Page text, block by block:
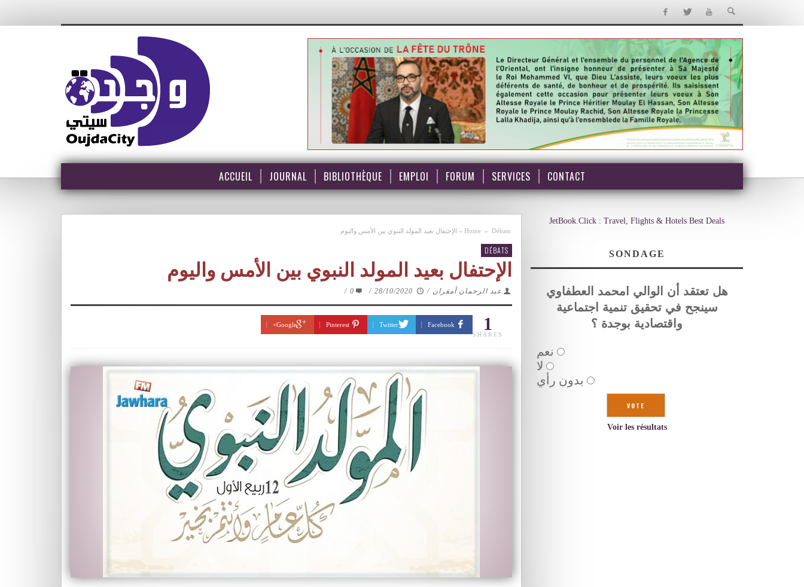
ACCUEIL JOURNAL BIBLIOTHÈQUE EMPLOI FORUM SERVICES CONTACT
Home » Débats
» الإحتفال بعيد المولد النبوي بين الأمس واليوم
DÉBATS
الإحتفال بعيد المولد النبوي بين الأمس واليوم
عبد الرحمان أمقران /
28/10/2020
/
0
/
1
SHARES
Facebook
Twitter
Pinterest
Google+
JetBook.Click : Travel, Flights & Hotels Best Deals
SONDAGE
هل تعتقد أن الوالي امحمد العطفاوي
سينجح في تحقيق تنمية اجتماعية
واقتصادية بوجدة ؟
نعم
لا
بدون رأي
Voir les résultats